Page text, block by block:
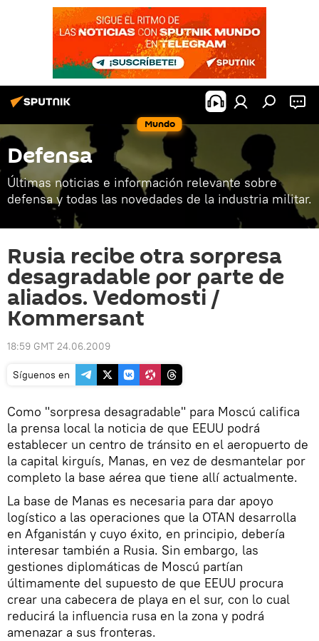
Mundo
Defensa
Últimas noticias e información relevante sobre
defensa y todas las novedades de la industria militar.
Rusia recibe otra sorpresa
desagradable por parte de
aliados. Vedomosti /
Kommersant
18:59 GMT 24.06.2009
Síguenos en
Como "sorpresa desagradable" para Moscú califica
la prensa local la noticia de que EEUU podrá
establecer un centro de tránsito en el aeropuerto de
la capital kirguís, Manas, en vez de desmantelar por
completo la base aérea que tiene allí actualmente.
La base de Manas es necesaria para dar apoyo
logístico a las operaciones que la OTAN desarrolla
en Afganistán y cuyo éxito, en principio, debería
interesar también a Rusia. Sin embargo, las
gestiones diplomáticas de Moscú partían
últimamente del supuesto de que EEUU procura
crear una cabecera de playa en el sur, con lo cual
reducirá la influencia rusa en la zona y podrá
amenazar a sus fronteras.